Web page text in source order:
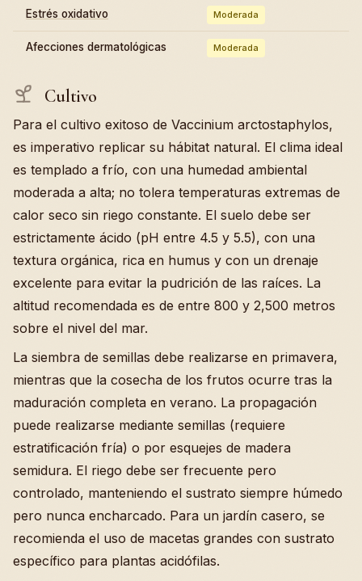
Estrés oxidativo Moderada
Afecciones dermatológicas Moderada
Cultivo
Para el cultivo exitoso de Vaccinium arctostaphylos,
es imperativo replicar su hábitat natural. El clima ideal
es templado a frío, con una humedad ambiental
moderada a alta; no tolera temperaturas extremas de
calor seco sin riego constante. El suelo debe ser
estrictamente ácido (pH entre 4.5 y 5.5), con una
textura orgánica, rica en humus y con un drenaje
excelente para evitar la pudrición de las raíces. La
altitud recomendada es de entre 800 y 2,500 metros
sobre el nivel del mar.
La siembra de semillas debe realizarse en primavera,
mientras que la cosecha de los frutos ocurre tras la
maduración completa en verano. La propagación
puede realizarse mediante semillas (requiere
estratificación fría) o por esquejes de madera
semidura. El riego debe ser frecuente pero
controlado, manteniendo el sustrato siempre húmedo
pero nunca encharcado. Para un jardín casero, se
recomienda el uso de macetas grandes con sustrato
específico para plantas acidófilas.